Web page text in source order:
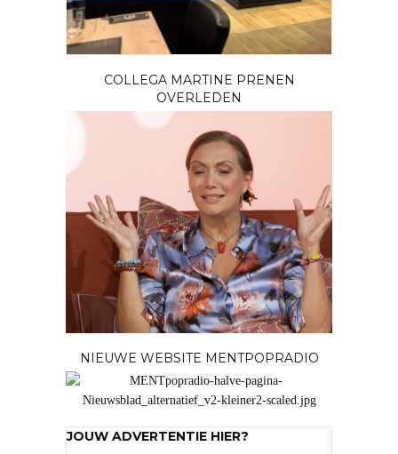
COLLEGA MARTINE PRENEN
OVERLEDEN
NIEUWE WEBSITE MENTPOPRADIO
JOUW ADVERTENTIE HIER?